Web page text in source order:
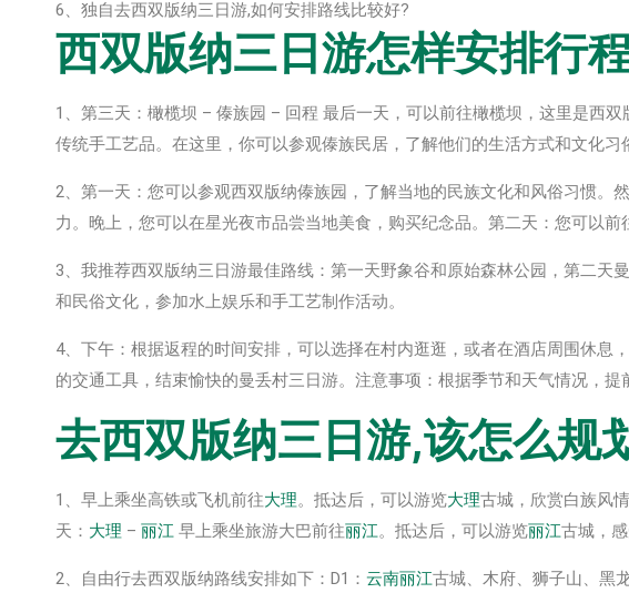
6、独自去西双版纳三日游,如何安排路线比较好?
西双版纳三日游怎样安排行
1、第三天：橄榄坝 – 傣族园 – 回程 最后一天，可以前往橄榄坝，这里是西
传统手工艺品。在这里，你可以参观傣族民居，了解他们的生活方式和文化习
2、第一天：您可以参观西双版纳傣族园，了解当地的民族文化和风俗习惯。
力。晚上，您可以在星光夜市品尝当地美食，购买纪念品。第二天：您可以前
3、我推荐西双版纳三日游最佳路线：第一天野象谷和原始森林公园，第二天
和民俗文化，参加水上娱乐和手工艺制作活动。
4、下午：根据返程的时间安排，可以选择在村内逛逛，或者在酒店周围休息
的交通工具，结束愉快的曼丢村三日游。注意事项：根据季节和天气情况，提
去西双版纳三日游,该怎么规
1、早上乘坐高铁或飞机前往大理。抵达后，可以游览大理古城，欣赏白族风
天： 大理 – 丽江 早上乘坐旅游大巴前往丽江。抵达后，可以游览丽江古城，
2、自由行去西双版纳路线安排如下：D1： 云南丽江古城、木府、狮子山、黑